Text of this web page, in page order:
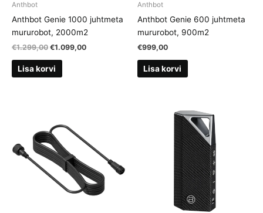
Anthbot
Anthbot Genie 1000 juhtmeta
mururobot, 2000m2
€1.299,00 Algne
oli:
€1.299,00.
€1.099,00Current
Lisa korvi
Anthbot
Anthbot Genie 600 juhtmeta
mururobot, 900m2
€999,00
Lisa korvi